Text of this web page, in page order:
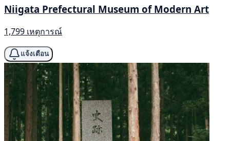
Niigata Prefectural Museum of Modern Art
1,799 เหตุการณ์
แจ้งเตือน